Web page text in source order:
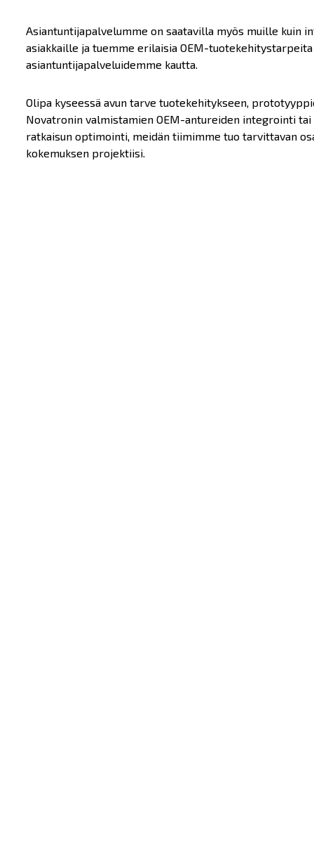
Asiantuntijapalvelumme on saatavilla myös muille kuin
asiakkaille ja tuemme erilaisia OEM-
asiantuntijapalveluidemme kautta.
Olipa kyseessä avun tarve tuotekehitykseen,
Novatronin valmistamien OEM-antureiden integrointi tai
ratkaisun optimointi, meidän tiimimme tuo tarvittavan
kokemuksen projektiisi.